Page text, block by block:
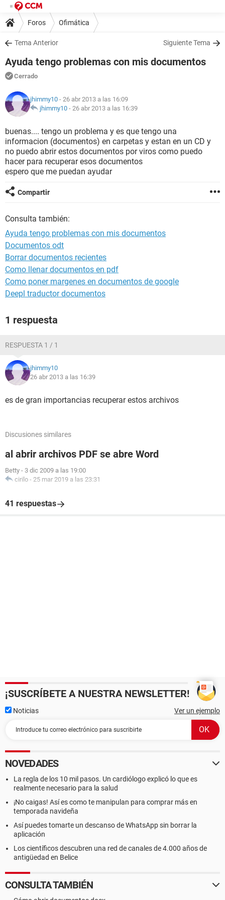
Foros Ofimática
Tema Anterior Siguiente Tema
Ayuda tengo problemas con mis documentos
Cerrado
jhimmy10 - 26 abr 2013 a las 16:09
jhimmy10 - 26 abr 2013 a las 16:39
buenas.... tengo un problema y es que tengo una
informacion (documentos) en carpetas y estan en un CD y
no puedo abrir estos documentos por viros como puedo
hacer para recuperar esos documentos
espero que me puedan ayudar
Compartir
Consulta también:
Ayuda tengo problemas con mis documentos
Documentos odt
Borrar documentos recientes
Como llenar documentos en pdf
Como poner margenes en documentos de google
Deepl traductor documentos
1 respuesta
RESPUESTA 1 / 1
jhimmy10
26 abr 2013 a las 16:39
es de gran importancias recuperar estos archivos
Discusiones similares
al abrir archivos PDF se abre Word
Betty - 3 dic 2009 a las 19:00
cirilo - 25 mar 2019 a las 23:31
41 respuestas
¡SUSCRÍBETE A NUESTRA NEWSLETTER!
Noticias Ver un ejemplo
NOVEDADES
La regla de los 10 mil pasos. Un cardiólogo explicó lo que es
realmente necesario para la salud
¡No caigas! Así es como te manipulan para comprar más en
temporada navideña
Así puedes tomarte un descanso de WhatsApp sin borrar la
aplicación
Los científicos descubren una red de canales de 4.000 años de
antigüedad en Belice
CONSULTA TAMBIÉN